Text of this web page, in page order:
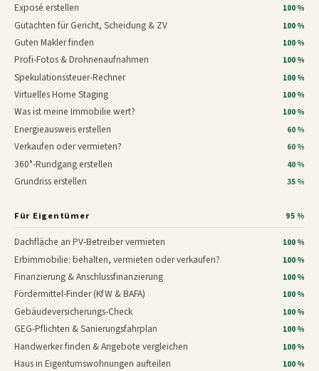
Exposé erstellen 100 %
Gutachten für Gericht, Scheidung & ZV 100 %
Guten Makler finden 100 %
Profi-Fotos & Drohnenaufnahmen 100 %
Spekulationssteuer-Rechner 100 %
Virtuelles Home Staging 100 %
Was ist meine Immobilie wert? 100 %
Energieausweis erstellen 60 %
Verkaufen oder vermieten? 60 %
360°-Rundgang erstellen 40 %
Grundriss erstellen 35 %
Für Eigentümer 95 %
Dachfläche an PV-Betreiber vermieten 100 %
Erbimmobilie: behalten, vermieten oder verkaufen? 100 %
Finanzierung & Anschlussfinanzierung 100 %
Fördermittel-Finder (KfW & BAFA) 100 %
Gebäudeversicherungs-Check 100 %
GEG-Pflichten & Sanierungsfahrplan 100 %
Handwerker finden & Angebote vergleichen 100 %
Haus in Eigentumswohnungen aufteilen 100 %